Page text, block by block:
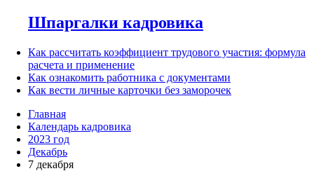
Шпаргалки кадровика
Как рассчитать коэффициент трудового участия: формула
расчета и применение
Как ознакомить работника с документами
Как вести личные карточки без заморочек
Главная
Календарь кадровика
2023 год
Декабрь
7 декабря